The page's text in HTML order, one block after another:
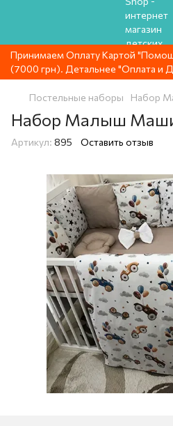
Принимаем Оплату Картой
(7000 грн). Детальнее "Оплата и
Постельные наборы Набор
Набор Малыш
Артикул: 895 Оставить отзыв